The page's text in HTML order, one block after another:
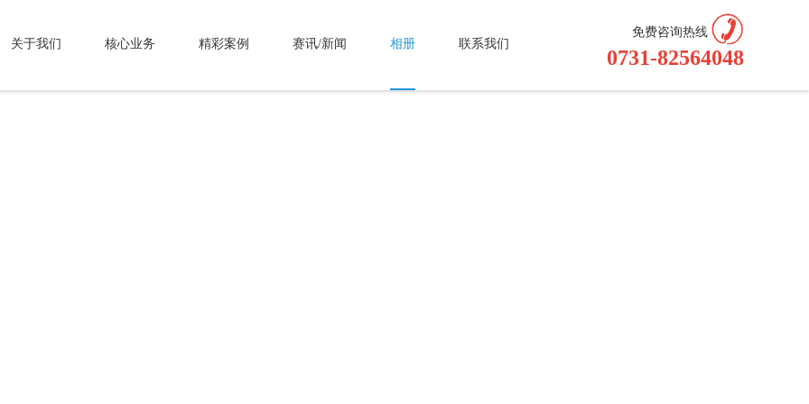
关于我们 核心业务 精彩案例 赛讯/新闻 相册 联系我们
免费咨询热线
0731-82564048